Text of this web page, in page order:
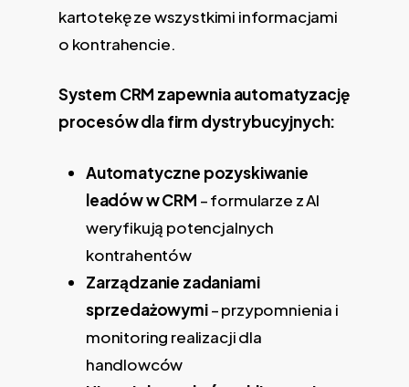
kartotekę ze wszystkimi informacjami
o kontrahencie.
System CRM zapewnia automatyzację
procesów dla firm dystrybucyjnych:
Automatyczne pozyskiwanie
leadów w CRM – formularze z AI
weryfikują potencjalnych
kontrahentów
Zarządzanie zadaniami
sprzedażowymi– przypomnienia i
monitoring realizacji dla
handlowców